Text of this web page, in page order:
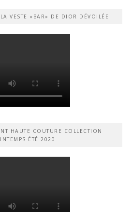
VESTE «BAR» DE DIOR DÉVOILÉE
HAUTE COUTURE COLLECTION
ÉTÉ 2020